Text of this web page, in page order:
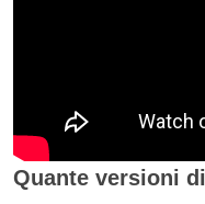
Quante versioni